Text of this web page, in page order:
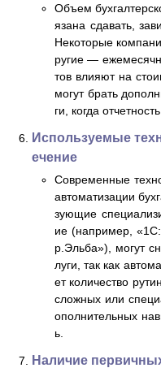
Объем
язана сдавать,
Некоторые
ругие —
тов влияют на
могут брать
ги, когда
Используемые
ечение
Современные
автоматизации
зующие
ие (например,
р.Эльба»), могут
луги, так как
ет количество
сложных или
ополнительных
ь.
Наличие